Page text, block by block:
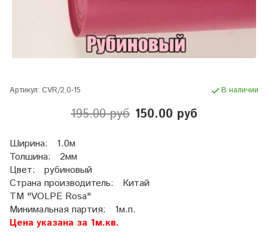
Артикул: CVR/2,0-15 В наличии
195.00 руб 150.00 руб
Ширина: 1.0м
Толшина: 2мм
Цвет: рубиновый
Страна производитель: Китай
ТМ "VOLPE Rosa"
Минимальная партия: 1м.п.
Цена указана за 1м.кв.